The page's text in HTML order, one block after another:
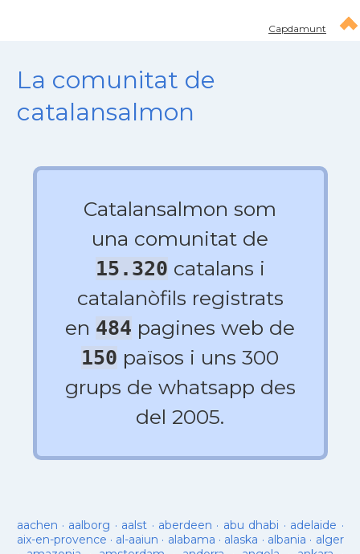
Capdamunt
La comunitat de
catalansalmon
Catalansalmon som
una comunitat de
15.320 catalans i
catalanòfils registrats
en 484 pagines web de
150 països i uns 300
grups de whatsapp des
del 2005.
aachen · aalborg · aalst · aberdeen · abu dhabi · adelaide ·
aix-en-provence · al-aaiun · alabama · alaska · albania · alger